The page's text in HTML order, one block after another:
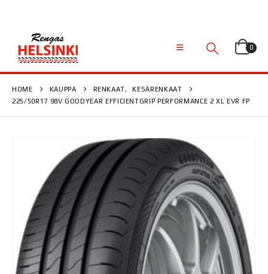
0
HOME KAUPPA RENKAAT,
KESÄRENKAAT
225/50R17 98V GOODYEAR EFFICIENTGRIP PERFORMANCE 2 XL EVR FP